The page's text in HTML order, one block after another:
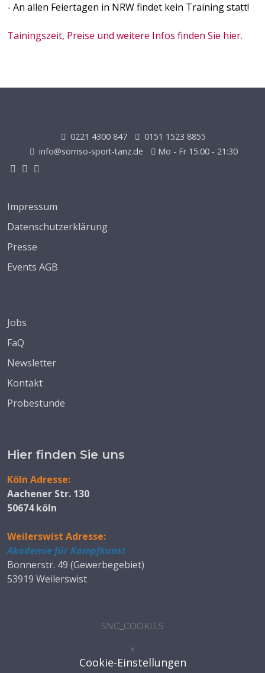
- An allen Feiertagen in NRW findet kein Training statt!
Tainingszeit, Preise und weitere Infos finden Sie hier.
0221 4300 847
0151 1523 8855
info@sorriso-sport-tanz.de
Mo - Fr 15:00 - 21:30
Impressum
Datenschutzerklärung
Presse
Events AGB
Jobs
FaQ
Newsletter
Kontakt
Probestunde
Hier finden Sie uns
Köln Adresse:
Aachener Str. 130
50674 köln
Weilerswist Adresse:
Akademie für Kampfkunst
Bonnerstr. 49 (Gewerbegebiet)
53919 Weilerswist
SNC_COOKIES
×
Cookie-Einstellungen